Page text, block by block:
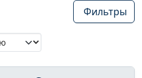
Фильтры